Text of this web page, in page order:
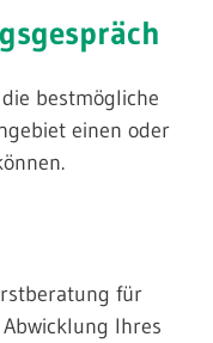
bestmögliche
einen oder
für
Ihres